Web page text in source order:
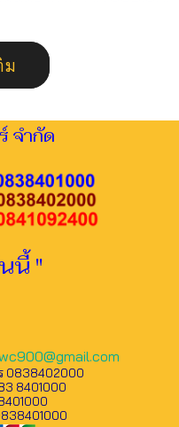
ม
จำกัด
นี้ "
ร 0838402000
8401000